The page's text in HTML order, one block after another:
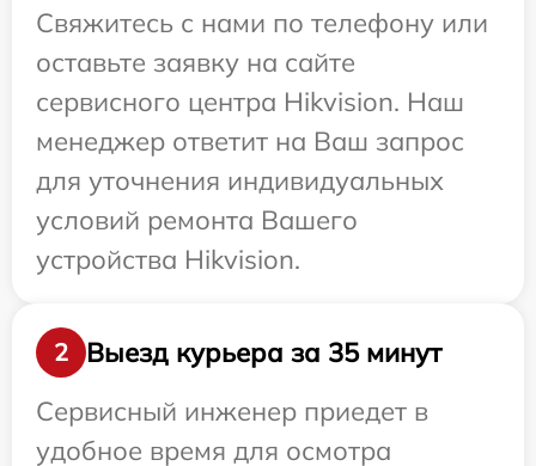
Свяжитесь с нами по телефону или
оставьте заявку на сайте
сервисного центра Hikvision. Наш
менеджер ответит на Ваш запрос
для уточнения индивидуальных
условий ремонта Вашего
устройства Hikvision.
2
Выезд курьера за 35 минут
Сервисный инженер приедет в
удобное время для осмотра